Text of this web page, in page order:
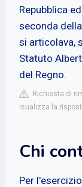
Repubblica
seconda
si articolava,
Statuto
del Regno.
Richiesta di
isualizza la
Chi
Per